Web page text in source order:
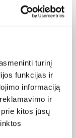
turinį
funkcijas ir
informaciją
ir
kitos jūsų
prekes